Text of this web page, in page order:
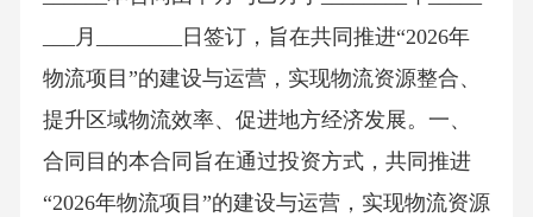
___月________日签订，旨在共同推进“2026年
物流项目”的建设与运营，实现物流资源整合、
提升区域物流效率、促进地方经济发展。一、
合同目的本合同旨在通过投资方式，共同推进
“2026年物流项目”的建设与运营，实现物流资源